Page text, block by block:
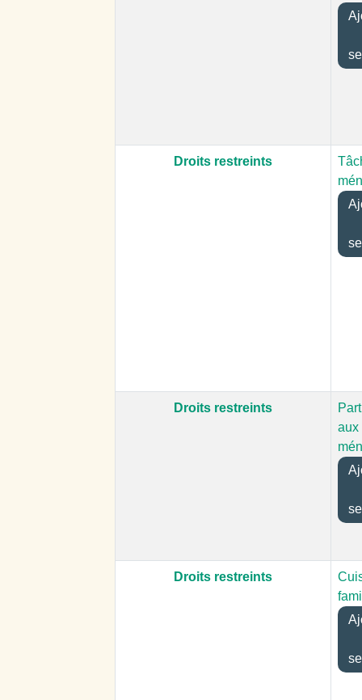
Droits restreints
Droits restreints
aux
Droits restreints